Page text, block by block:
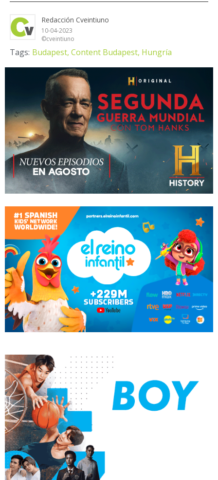
Redacción Cveintiuno
10-04-2023
©cveintiuno
Tags: Budapest, Content Budapest, Hungría